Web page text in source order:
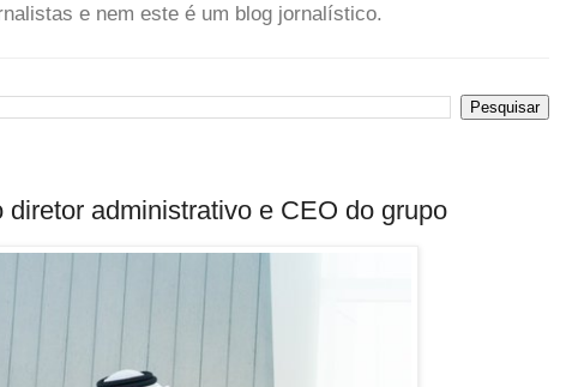
e nem este é um blog jornalístico.
administrativo e CEO do grupo